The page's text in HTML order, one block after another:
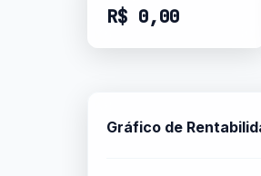
R$ 0,00
Gráfico de